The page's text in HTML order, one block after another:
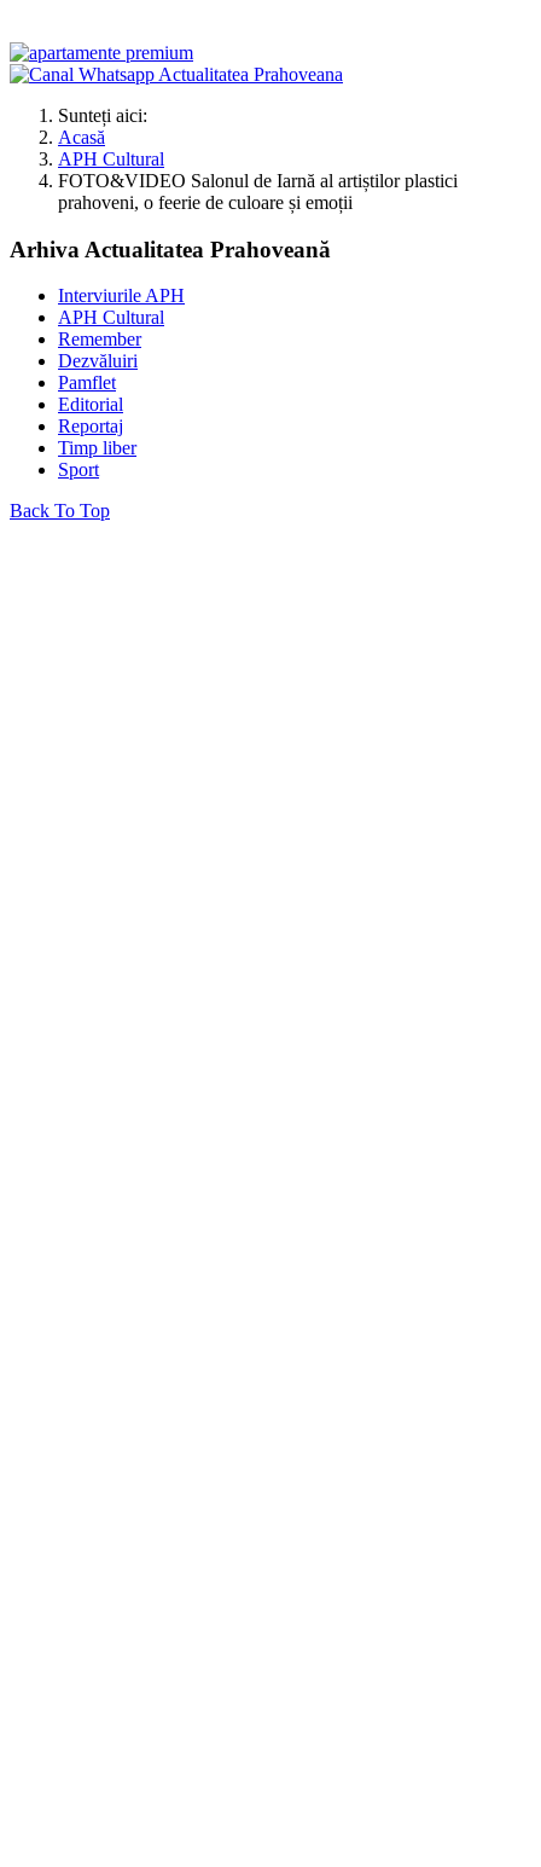
Sunteți aici:
Acasă
APH Cultural
FOTO&VIDEO Salonul de Iarnă al artiștilor plastici
prahoveni, o feerie de culoare și emoții
Arhiva Actualitatea Prahoveană
Interviurile APH
APH Cultural
Remember
Dezvăluiri
Pamflet
Editorial
Reportaj
Timp liber
Sport
Back To Top